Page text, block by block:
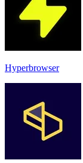
Hyperbrowser